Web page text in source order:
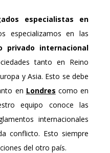
especialistas en
especializamos en las
privado internacional
tanto en Reino
y Asia. Esto se debe
en Londres como en
equipo conoce las
internacionales
conflicto. Esto siempre
del otro país.